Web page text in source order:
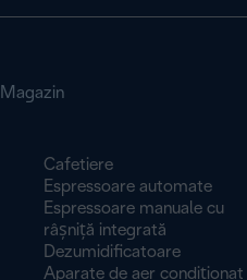
Magazin
Cafetiere
Espressoare automate
Espressoare manuale cu
râșniță integrată
Dezumidificatoare
Aparate de aer condiționat